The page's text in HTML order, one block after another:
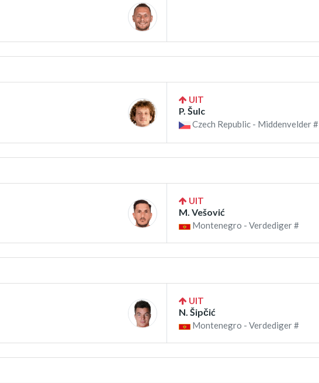
UIT
P. Šulc
Czech Republic - Middenvelder #
UIT
M. Vešović
Montenegro - Verdediger #
UIT
N. Šipčić
Montenegro - Verdediger #